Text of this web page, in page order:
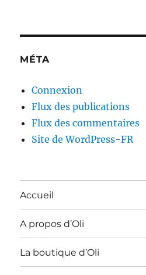
MÉTA
Connexion
Flux des publications
Flux des commentaires
Site de WordPress-FR
Accueil
A propos d’Oli
La boutique d’Oli